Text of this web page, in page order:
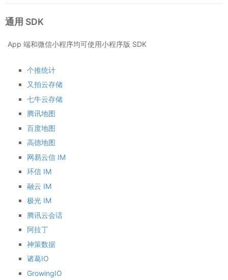
通用 SDK
App 端和微信小程序均可使用小程序版 SDK
个推统计
又拍云存储
七牛云存储
腾讯地图
百度地图
高德地图
网易云信 IM
环信 IM
融云 IM
极光 IM
腾讯云会话
阿拉丁
神策数据
诸葛IO
GrowingIO